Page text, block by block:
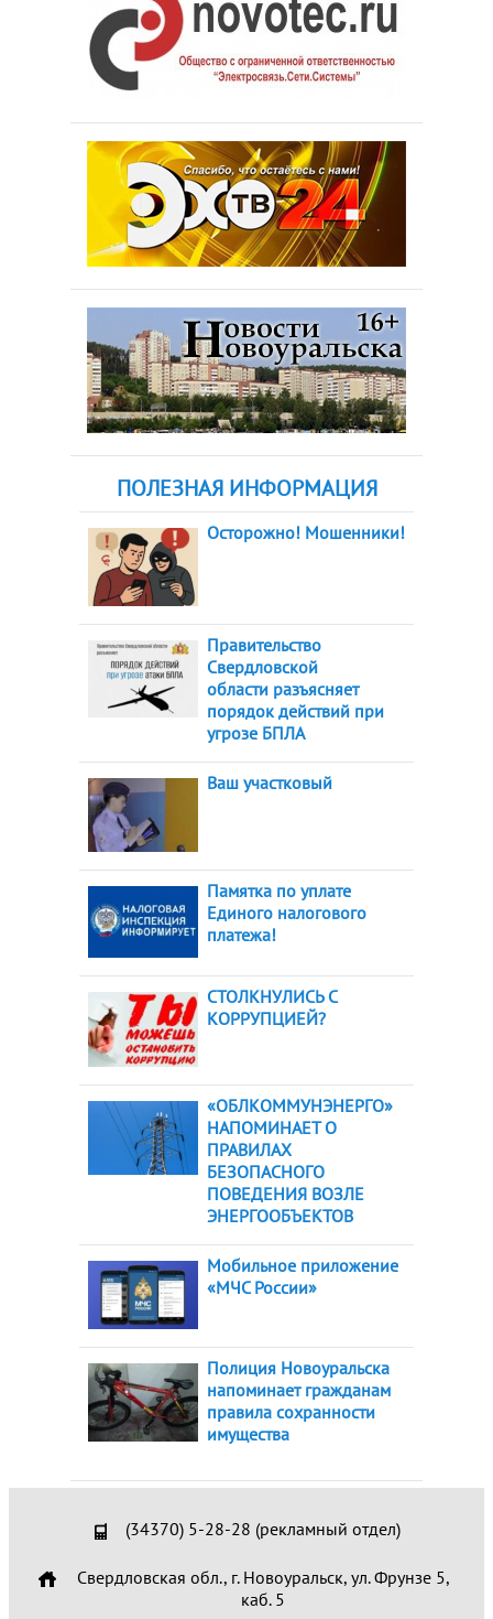
ПОЛЕЗНАЯ ИНФОРМАЦИЯ
Осторожно! Мошенники!
Правительство
Свердловской
области разъясняет
порядок действий при
угрозе БПЛА
Ваш участковый
Памятка по уплате
Единого налогового
платежа!
СТОЛКНУЛИСЬ С
КОРРУПЦИЕЙ?
«ОБЛКОММУНЭНЕРГО»
НАПОМИНАЕТ О
ПРАВИЛАХ
БЕЗОПАСНОГО
ПОВЕДЕНИЯ ВОЗЛЕ
ЭНЕРГООБЪЕКТОВ
Мобильное приложение
«МЧС России»
Полиция Новоуральска
напоминает гражданам
правила сохранности
имущества
(34370) 5-28-28 (рекламный отдел)
Свердловская обл., г. Новоуральск, ул. Фрунзе 5,
каб. 5